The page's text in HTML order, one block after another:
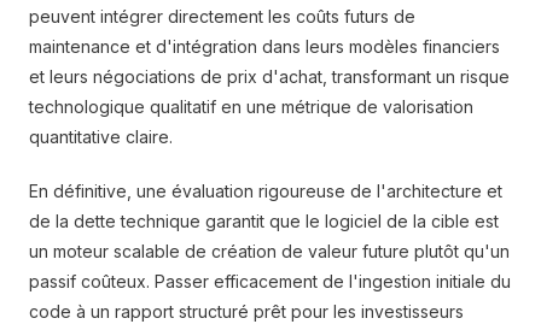
peuvent intégrer directement les coûts futurs de
maintenance et d'intégration dans leurs modèles financiers
et leurs négociations de prix d'achat, transformant un risque
technologique qualitatif en une métrique de valorisation
quantitative claire.
En définitive, une évaluation rigoureuse de l'architecture et
de la dette technique garantit que le logiciel de la cible est
un moteur scalable de création de valeur future plutôt qu'un
passif coûteux. Passer efficacement de l'ingestion initiale du
code à un rapport structuré prêt pour les investisseurs